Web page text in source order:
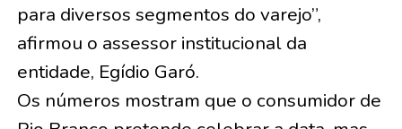
para diversos segmentos do varejo”,
afirmou o assessor institucional da
entidade, Egídio Garó.
Os números mostram que o consumidor de